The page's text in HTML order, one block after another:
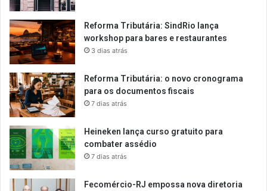
Reforma Tributária: SindRio lança
workshop para bares e restaurantes
3 dias atrás
Reforma Tributária: o novo cronograma
para os documentos fiscais
7 dias atrás
Heineken lança curso gratuito para
combater assédio
7 dias atrás
Fecomércio-RJ empossa nova diretoria